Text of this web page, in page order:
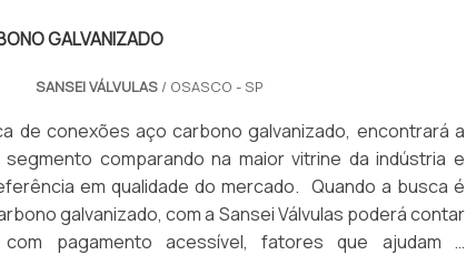
GALVANIZADO
SANSEI VÁLVULAS/ OSASCO - SP
de conexões aço carbono galvanizado, encontrará a
comparando na maior vitrine da indústria e
em qualidade do mercado. Quando a busca é
galvanizado, com a Sansei Válvulas poderá contar
com pagamento acessível, fatores que ajudam a